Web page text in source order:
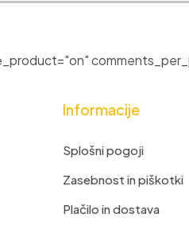
Informacije
Splošni pogoji
Zasebnost in piškotki
Plačilo in dostava